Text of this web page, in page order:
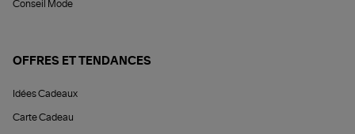
Conseil Mode
OFFRES ET TENDANCES
Idées Cadeaux
Carte Cadeau